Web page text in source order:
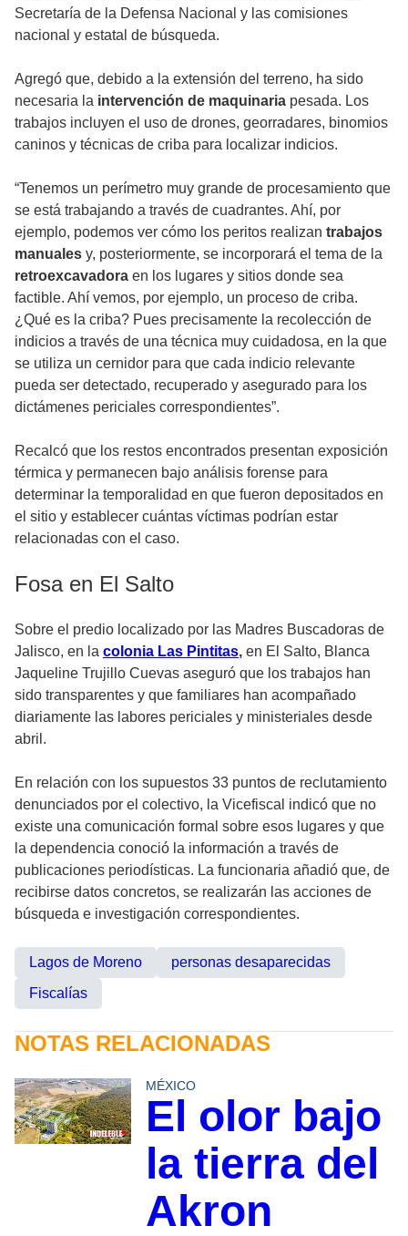
Secretaría de la Defensa Nacional y las comisiones
nacional y estatal de búsqueda.
Agregó que, debido a la extensión del terreno, ha sido
necesaria la intervención de maquinaria pesada. Los
trabajos incluyen el uso de drones, georradares, binomios
caninos y técnicas de criba para localizar indicios.
“Tenemos un perímetro muy grande de procesamiento que
se está trabajando a través de cuadrantes. Ahí, por
ejemplo, podemos ver cómo los peritos realizan trabajos
manuales y, posteriormente, se incorporará el tema de la
retroexcavadora en los lugares y sitios donde sea
factible. Ahí vemos, por ejemplo, un proceso de criba.
¿Qué es la criba? Pues precisamente la recolección de
indicios a través de una técnica muy cuidadosa, en la que
se utiliza un cernidor para que cada indicio relevante
pueda ser detectado, recuperado y asegurado para los
dictámenes periciales correspondientes”.
Recalcó que los restos encontrados presentan exposición
térmica y permanecen bajo análisis forense para
determinar la temporalidad en que fueron depositados en
el sitio y establecer cuántas víctimas podrían estar
relacionadas con el caso.
Fosa en El Salto
Sobre el predio localizado por las Madres Buscadoras de
Jalisco, en la colonia Las Pintitas, en El Salto, Blanca
Jaqueline Trujillo Cuevas aseguró que los trabajos han
sido transparentes y que familiares han acompañado
diariamente las labores periciales y ministeriales desde
abril.
En relación con los supuestos 33 puntos de reclutamiento
denunciados por el colectivo, la Vicefiscal indicó que no
existe una comunicación formal sobre esos lugares y que
la dependencia conoció la información a través de
publicaciones periodísticas. La funcionaria añadió que, de
recibirse datos concretos, se realizarán las acciones de
búsqueda e investigación correspondientes.
Lagos de Moreno
personas desaparecidas
Fiscalías
NOTAS RELACIONADAS
MÉXICO
El olor bajo
la tierra del
Akron